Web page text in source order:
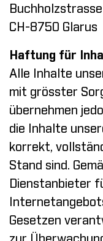
CH-8750 Glarus
Haftung für
Alle Inhalte
mit grösster
übernehmen
die Inhalte
korrekt,
Stand sind.
Dienstanbieter
Gesetzen